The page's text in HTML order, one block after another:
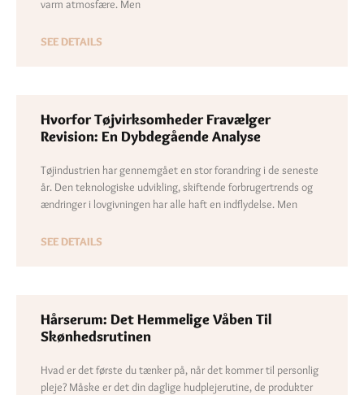
varm atmosfære. Men
SEE DETAILS
Hvorfor Tøjvirksomheder Fravælger
Revision: En Dybdegående Analyse
Tøjindustrien har gennemgået en stor forandring i de seneste
år. Den teknologiske udvikling, skiftende forbrugertrends og
ændringer i lovgivningen har alle haft en indflydelse. Men
SEE DETAILS
Hårserum: Det Hemmelige Våben Til
Skønhedsrutinen
Hvad er det første du tænker på, når det kommer til personlig
pleje? Måske er det din daglige hudplejerutine, de produkter